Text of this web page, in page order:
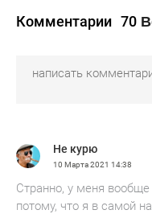
Комментарии 70
Не курю
10 Марта 2021 14:38
Странно, у меня
потому, что я в самой